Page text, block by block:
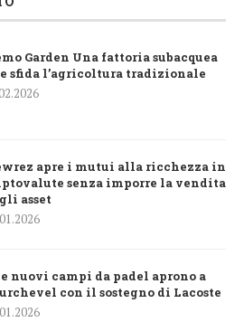
Garden Una fattoria subacquea
sfida l’agricoltura tradizionale
apre i mutui alla ricchezza in
senza imporre la vendita
asset
nuovi campi da padel aprono a
con il sostegno di Lacoste